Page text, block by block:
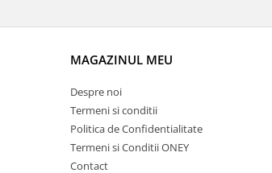
MAGAZINUL MEU
Despre noi
Termeni si conditii
Politica de Confidentialitate
Termeni si Conditii ONEY
Contact